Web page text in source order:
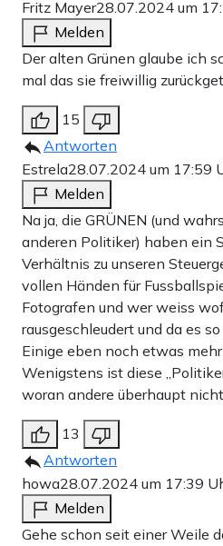
Fritz Mayer28.07.2024 um
Melden
Der alten Grünen glaube ich
mal das sie freiwillig
15
Antworten
Estrela28.07.2024 um 17:59
Melden
Na ja, die GRÜNEN (und
anderen Politiker) haben ein
Verhältnis zu unseren
vollen Händen für
Fotografen und wer weiss
rausgeschleudert und da es
Einige eben noch etwas
Wenigstens ist diese
woran andere überhaupt
13
Antworten
howa28.07.2024 um 17:39
Melden
Gehe schon seit einer Weile